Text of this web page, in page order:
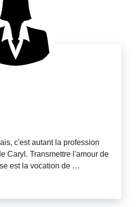
c'est autant la profession
Caryl. Transmettre l'amour de
est la vocation de …